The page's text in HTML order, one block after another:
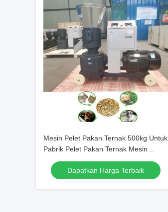
Mesin Pelet Pakan Ternak 500kg Untuk
Pabrik Pelet Pakan Ternak Mesin
Pengolah Pakan Ternak Ayam
Dapatkan Harga Terbaik